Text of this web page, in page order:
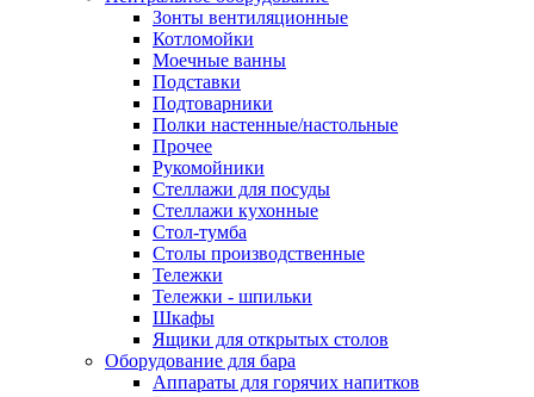
Зонты вентиляционные
Котломойки
Моечные ванны
Подставки
Подтоварники
Полки настенные/настольные
Прочее
Рукомойники
Стеллажи для посуды
Стеллажи кухонные
Стол-тумба
Столы производственные
Тележки
Тележки - шпильки
Шкафы
Ящики для открытых столов
Оборудование для бара
Аппараты для горячих напитков